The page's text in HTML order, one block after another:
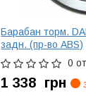
Барабан торм.
задн. (пр-во ABS)
0
1 338 грн